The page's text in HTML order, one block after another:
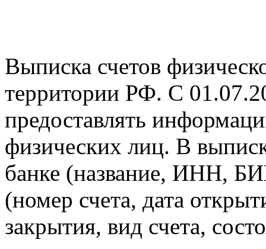
Выписка счетов
территории РФ. С
предоставлять
физических лиц. В
банке (название, ИНН,
(номер счета, дата
закрытия, вид счета,